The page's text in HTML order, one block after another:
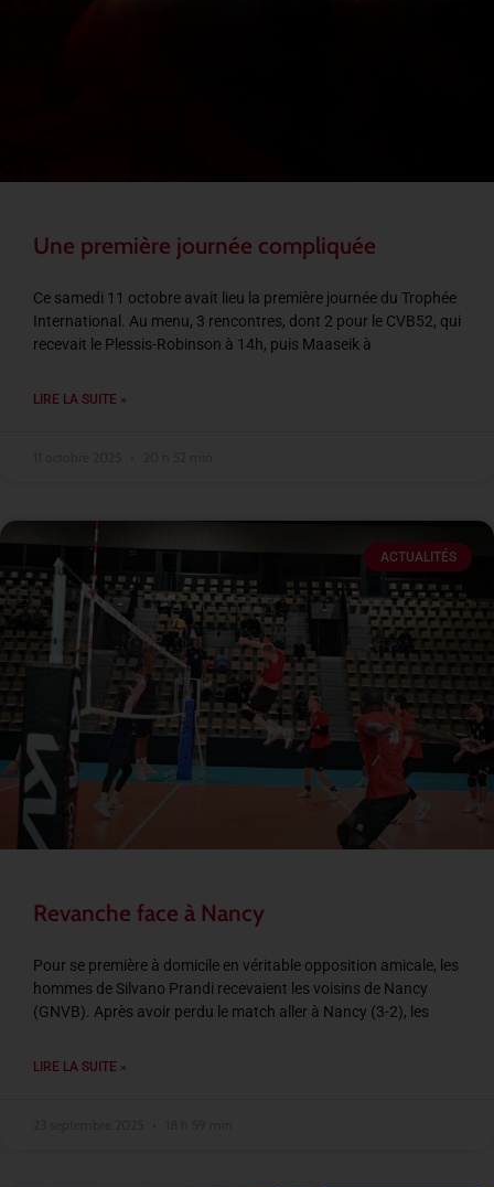
Une première journée compliquée
Ce samedi 11 octobre avait lieu la première journée du Trophée
International. Au menu, 3 rencontres, dont 2 pour le CVB52, qui
recevait le Plessis-Robinson à 14h, puis Maaseik à
LIRE LA SUITE »
ACTUALITÉS
Revanche face à Nancy
Pour se première à domicile en véritable opposition amicale, les
hommes de Silvano Prandi recevaient les voisins de Nancy
(GNVB). Après avoir perdu le match aller à Nancy (3-2), les
LIRE LA SUITE »